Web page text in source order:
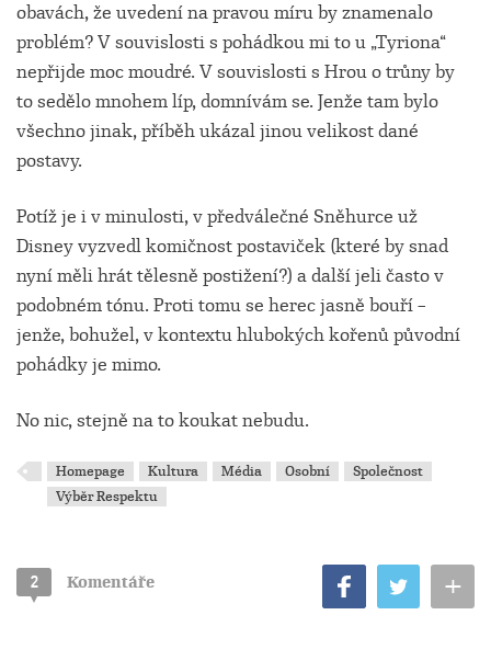
obavách, že uvedení na pravou míru by znamenalo
problém? V souvislosti s pohádkou mi to u „Tyriona“
nepřijde moc moudré. V souvislosti s Hrou o trůny by
to sedělo mnohem líp, domnívám se. Jenže tam bylo
všechno jinak, příběh ukázal jinou velikost dané
postavy.
Potíž je i v minulosti, v předválečné Sněhurce už
Disney vyzvedl komičnost postaviček (které by snad
nyní měli hrát tělesně postižení?) a další jeli často v
podobném tónu. Proti tomu se herec jasně bouří –
jenže, bohužel, v kontextu hlubokých kořenů původní
pohádky je mimo.
No nic, stejně na to koukat nebudu.
Homepage Kultura Média Osobní
Společnost
Výběr Respektu
2 Komentáře +